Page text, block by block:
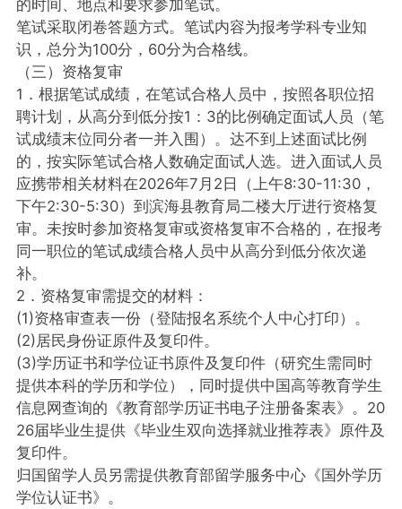
的时间、地点和要求参加笔试。
笔试采取闭卷答题方式。笔试内容为报考学科专业知
识，总分为100分，60分为合格线。
（三）资格复审
1．根据笔试成绩，在笔试合格人员中，按照各职位招
聘计划，从高分到低分按1：3的比例确定面试人员（笔
试成绩末位同分者一并入围）。达不到上述面试比例
的，按实际笔试合格人数确定面试人选。进入面试人员
应携带相关材料在2026年7月2日（上午8:30-11:30，
下午2:30-5:30）到滨海县教育局二楼大厅进行资格复
审。未按时参加资格复审或资格复审不合格的，在报考
同一职位的笔试成绩合格人员中从高分到低分依次递
补。
2．资格复审需提交的材料：
(1)资格审查表一份（登陆报名系统个人中心打印）。
(2)居民身份证原件及复印件。
(3)学历证书和学位证书原件及复印件（研究生需同时
提供本科的学历和学位），同时提供中国高等教育学生
信息网查询的《教育部学历证书电子注册备案表》。20
26届毕业生提供《毕业生双向选择就业推荐表》原件及
复印件。
归国留学人员另需提供教育部留学服务中心《国外学历
学位认证书》。